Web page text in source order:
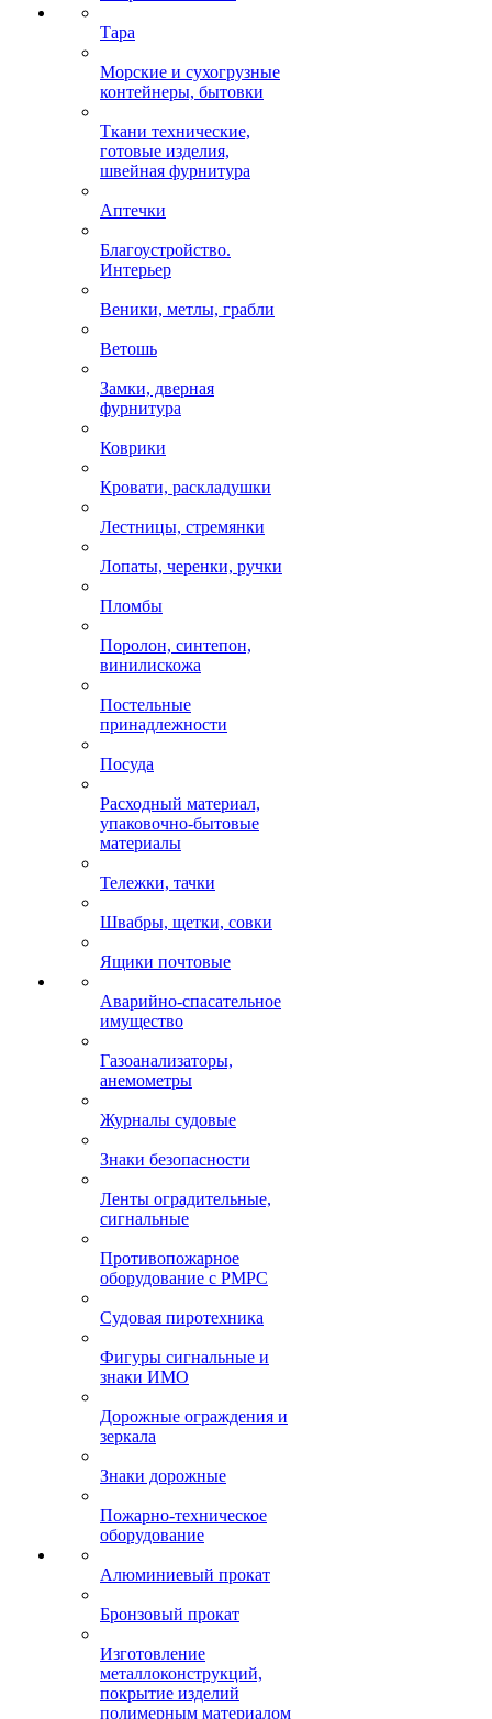
Тара
Морские и сухогрузные
контейнеры, бытовки
Ткани технические,
готовые изделия,
швейная фурнитура
Аптечки
Благоустройство.
Интерьер
Веники, метлы, грабли
Ветошь
Замки, дверная
фурнитура
Коврики
Кровати, раскладушки
Лестницы, стремянки
Лопаты, черенки, ручки
Пломбы
Поролон, синтепон,
винилискожа
Постельные
принадлежности
Посуда
Расходный материал,
упаковочно-бытовые
материалы
Тележки, тачки
Швабры, щетки, совки
Ящики почтовые
Аварийно-спасательное
имущество
Газоанализаторы,
анемометры
Журналы судовые
Знаки безопасности
Ленты оградительные,
сигнальные
Противопожарное
оборудование с РМРС
Судовая пиротехника
Фигуры сигнальные и
знаки ИМО
Дорожные ограждения и
зеркала
Знаки дорожные
Пожарно-техническое
оборудование
Алюминиевый прокат
Бронзовый прокат
Изготовление
металлоконструкций,
покрытие изделий
полимерным материалом